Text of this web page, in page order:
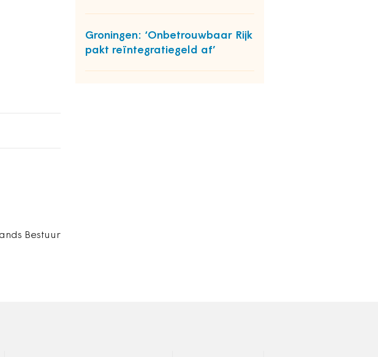
Groningen: ‘Onbetrouwbaar Rijk
pakt reïntegratiegeld af’
Bestuur